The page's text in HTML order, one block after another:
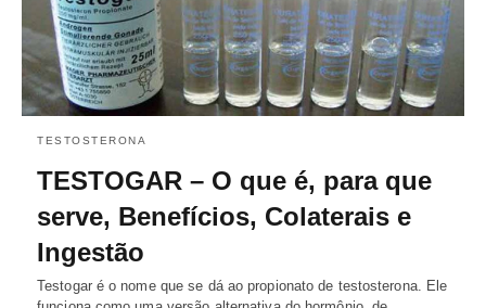
TESTOSTERONA
TESTOGAR – O que é, para que
serve, Benefícios, Colaterais e
Ingestão
Testogar é o nome que se dá ao propionato de testosterona. Ele